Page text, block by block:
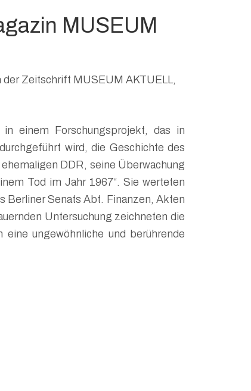
MUSEUM
der Zeitschrift MUSEUM AKTUELL,
einem Forschungsprojekt, das in
wird, die Geschichte des
DDR, seine Überwachung
Tod im Jahr 1967“. Sie werteten
Berliner Senats Abt. Finanzen, Akten
Untersuchung zeichneten die
ungewöhnliche und berührende